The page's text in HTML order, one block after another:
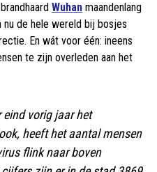
Wuhan maandenlang
de hele wereld bij bosjes
En wát voor één: ineens
te zijn overleden aan het
eind vorig jaar het
heeft het aantal mensen
flink naar boven